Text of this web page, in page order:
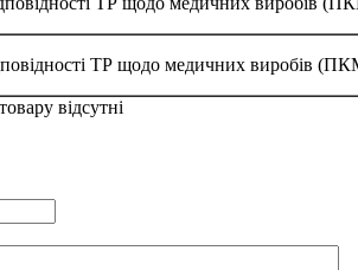
ТР щодо медичних виробів
відсутні